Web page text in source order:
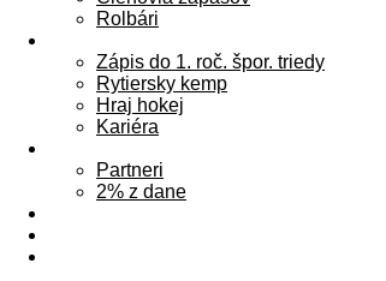
Rolbári
Zápis do 1. roč. špor. triedy
Rytiersky kemp
Hraj hokej
Kariéra
Partneri
2% z dane